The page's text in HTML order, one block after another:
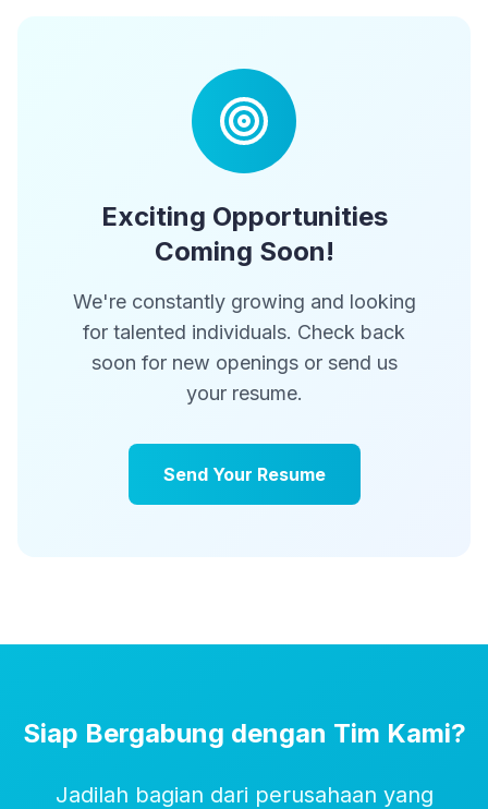
Exciting Opportunities
Coming Soon!
We're constantly growing and looking
for talented individuals. Check back
soon for new openings or send us
your resume.
Send Your Resume
Siap Bergabung dengan Tim Kami?
Jadilah bagian dari perusahaan yang